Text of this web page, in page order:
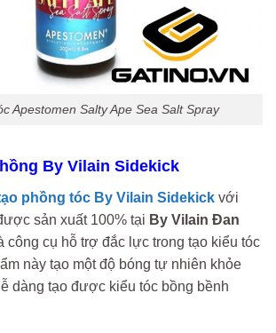
Apestomen Salty Ape Sea Salt Spray
By Vilain Sidekick
phồng tóc By Vilain Sidekick với
sản xuất 100% tại By Vilain Đan
công cụ hỗ trợ đắc lực trong tạo kiểu tóc
này tạo một độ bóng tự nhiên khỏe
dàng tạo được kiểu tóc bồng bềnh